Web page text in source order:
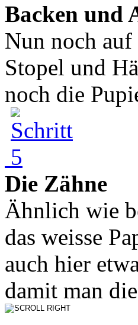
Backen und
Nun noch
Stopel und
noch die
Die Zähne
Ähnlich wie
das weisse
auch hier
damit man